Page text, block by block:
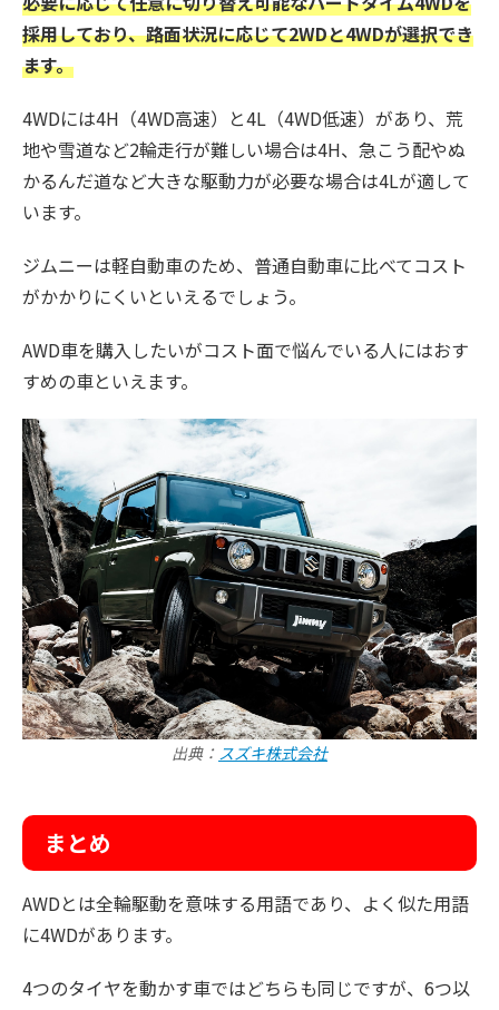
採用しており、路面状況に応じて2WDと4WDが選択でき
ます。
4WDには4H（4WD高速）と4L（4WD低速）があり、荒
地や雪道など2輪走行が難しい場合は4H、急こう配やぬ
かるんだ道など大きな駆動力が必要な場合は4Lが適して
います。
ジムニーは軽自動車のため、普通自動車に比べてコスト
がかかりにくいといえるでしょう。
AWD車を購入したいがコスト面で悩んでいる人にはおす
すめの車といえます。
出典： スズキ株式会社
まとめ
AWDとは全輪駆動を意味する用語であり、よく似た用語
に4WDがあります。
4つのタイヤを動かす車ではどちらも同じですが、6つ以